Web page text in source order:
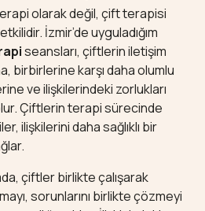
olarak değil, çift terapisi
İzmir’de uyguladığım
seansları, çiftlerin iletişim
birbirlerine karşı daha olumlu
ve ilişkilerindeki zorlukları
Çiftlerin terapi sürecinde
ilişkilerini daha sağlıklı bir
çiftler birlikte çalışarak
sorunlarını birlikte çözmeyi